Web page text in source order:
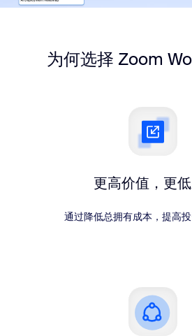
为何选择 Zoom
更高价值，更
通过降低总拥有成本，提高投